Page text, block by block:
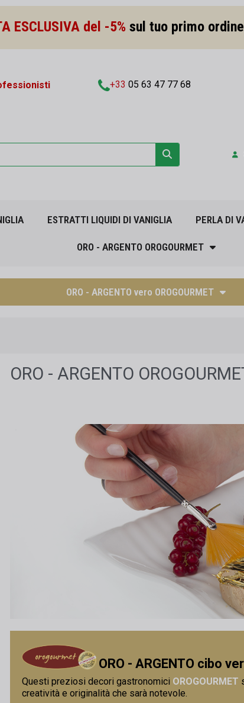
ESCLUSIVA del -5%sul tuo primo
+33 05 63 47 77 68
ESTRATTI LIQUIDI DI VANIGLIA PERLA DI
ORO - ARGENTO OROGOURMET
ORO - ARGENTO vero OROGOURMET
ORO - ARGENTO
ORO - ARGENTO cibo
Questi preziosi decori gastronomici OROGOURMET
creatività e originalità che sarà notevole.